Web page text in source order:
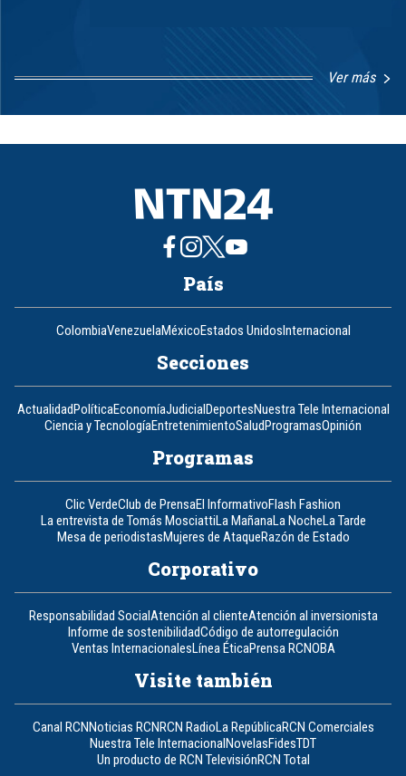
Ver más
1
8
País
ColombiaVenezuelaMéxicoEstados UnidosInternacional
Secciones
ActualidadPolíticaEconomíaJudicialDeportesNuestra Tele Internacional
Ciencia y TecnologíaEntretenimientoSaludProgramasOpinión
Programas
Clic VerdeClub de PrensaEl InformativoFlash Fashion
La entrevista de Tomás MosciattiLa MañanaLa NocheLa Tarde
Mesa de periodistasMujeres de AtaqueRazón de Estado
Corporativo
Responsabilidad SocialAtención al clienteAtención al inversionista
Informe de sostenibilidadCódigo de autorregulación
Ventas InternacionalesLínea ÉticaPrensa RCNOBA
Visite también
Canal RCNNoticias RCNRCN RadioLa RepúblicaRCN Comerciales
Nuestra Tele InternacionalNovelasFidesTDT
Un producto de RCN TelevisiónRCN Total